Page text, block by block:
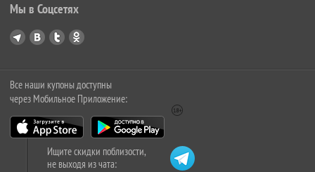
Мы в Соцсетях
Все наши купоны доступны
через Мобильное Приложение:
Ищите скидки поблизости,
не выходя из чата: